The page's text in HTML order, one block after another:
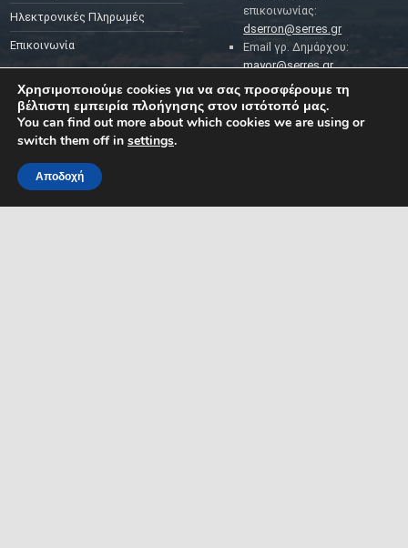
Ηλεκτρονικές Πληρωμές
Επικοινωνία
επικοινωνίας:
dserron@serres.gr
Email γρ. Δημάρχου:
mayor@serres.gr
Email DPO (Υπευθύνου
Προστασίας Δεδομένων):
dpo@serres.gr
ΡΟΗ ΕΙΔΗΣΕΩΝ
ΔΗΜΟΤΗ ΚΑΙ ΤΗΣ
Χρησιμοποιούμε cookies για να σας προσφέρουμε τη
βέλτιστη εμπειρία πλοήγησης στον ιστότοπό μας.
You can find out more about which cookies we are using or
switch them off in settings.
Αποδοχή